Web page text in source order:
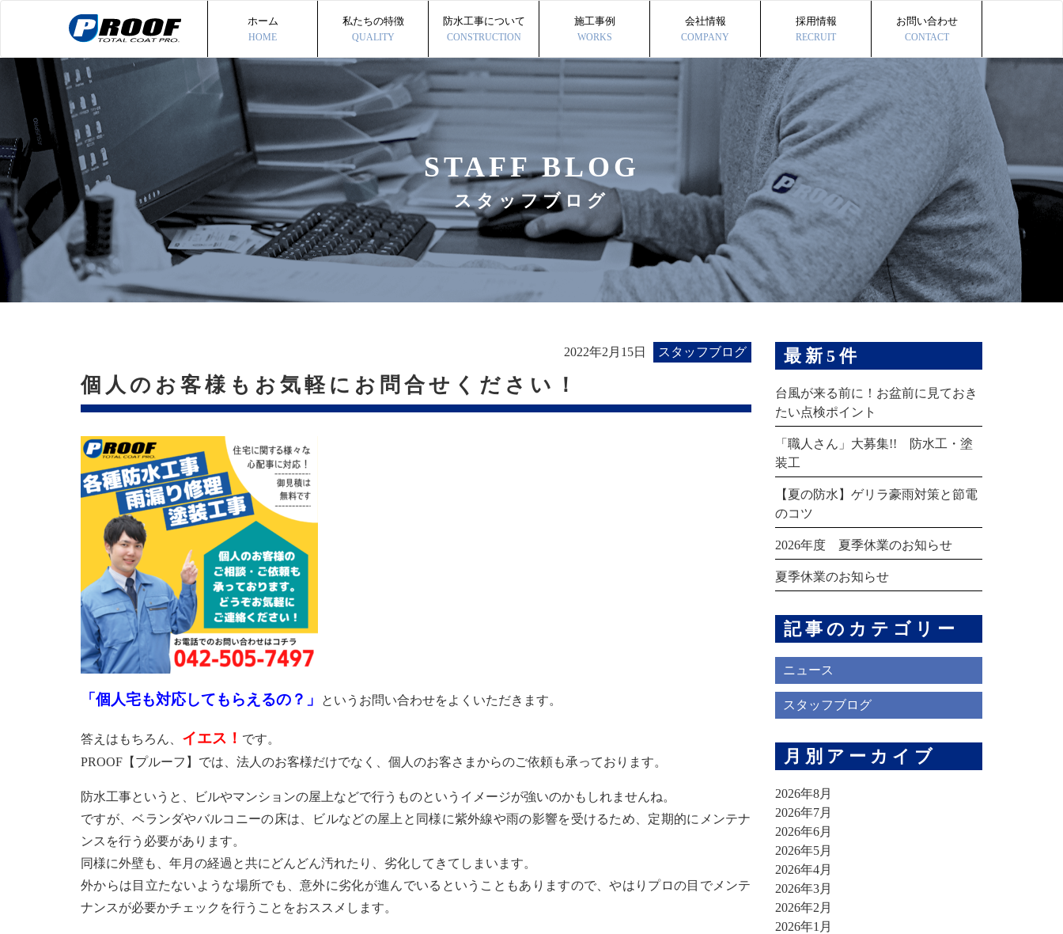
ホーム
HOME
私たちの特徴
QUALITY
防水工事について
CONSTRUCTION
施工事例
WORKS
会社情報
COMPANY
採用情報
RECRUIT
お問い合わせ
CONTACT
STAFF BLOG
スタッフブログ
2022年2月15日 スタッフブログ
個人のお客様もお気軽にお問合せください！
「個人宅も対応してもらえるの？」 というお問い合わせをよくいただきます。
答えはもちろん、 イエス！ です。
PROOF【プルーフ】では、法人のお客様だけでなく、個人のお客さまからのご依頼も承っております。
防水工事というと、ビルやマンションの屋上などで行うものというイメージが強いのかもしれませんね。
ですが、ベランダやバルコニーの床は、ビルなどの屋上と同様に紫外線や雨の影響を受けるため、定期的にメンテナ
ンスを行う必要があります。
同様に外壁も、年月の経過と共にどんどん汚れたり、劣化してきてしまいます。
外からは目立たないような場所でも、意外に劣化が進んでいるということもありますので、やはりプロの目でメンテ
ナンスが必要かチェックを行うことをおススメします。
最新5件
台風が来る前に！お盆前に見ておき
たい点検ポイント
「職人さん」大募集!! 防水工・塗
装工
【夏の防水】ゲリラ豪雨対策と節電
のコツ
2026年度 夏季休業のお知らせ
夏季休業のお知らせ
記事のカテゴリー
ニュース
スタッフブログ
月別アーカイブ
2026年8月
2026年7月
2026年6月
2026年5月
2026年4月
2026年3月
2026年2月
2026年1月